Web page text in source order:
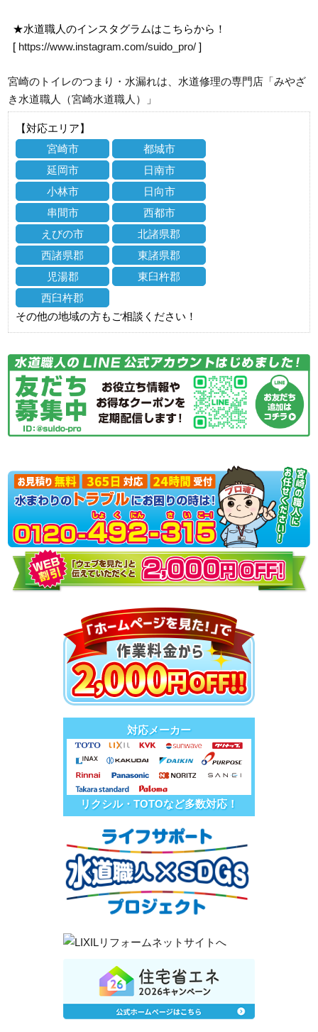
★水道職人のインスタグラムはこちらから！
[ https://www.instagram.com/suido_pro/ ]
宮崎のトイレのつまり・水漏れは、水道修理の専門店「みやざ
き水道職人（宮崎水道職人）」
【対応エリア】
宮崎市
都城市
延岡市
日南市
小林市
日向市
串間市
西都市
えびの市
北諸県郡
西諸県郡
東諸県郡
児湯郡
東臼杵郡
西臼杵郡
その他の地域の方もご相談ください！
対応メーカー
リクシル・TOTOなど多数対応！